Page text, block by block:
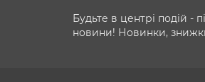
Будьте в центрі подій -
новини! Новинки,